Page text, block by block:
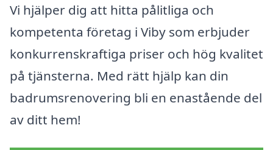
Vi hjälper dig att hitta pålitliga och
kompetenta företag i Viby som erbjuder
konkurrenskraftiga priser och hög kvalitet
på tjänsterna. Med rätt hjälp kan din
badrumsrenovering bli en enastående del
av ditt hem!